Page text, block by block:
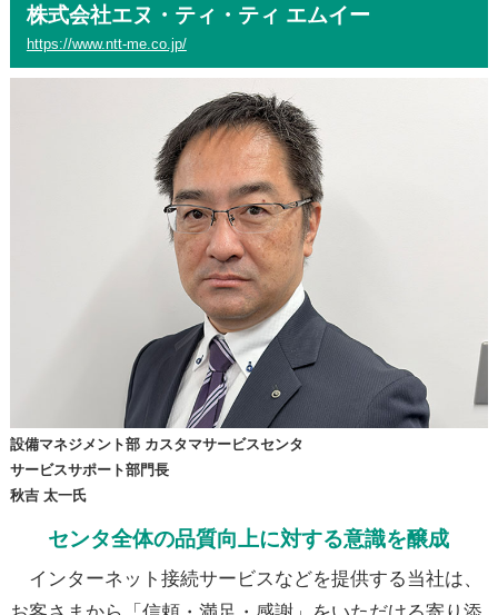
株式会社エヌ・ティ・ティ エムイー
https://www.ntt-me.co.jp/
設備マネジメント部 カスタマサービスセンタ
サービスサポート部門長
秋吉 太一氏
センタ全体の品質向上に対する意識を醸成
インターネット接続サービスなどを提供する当社は、